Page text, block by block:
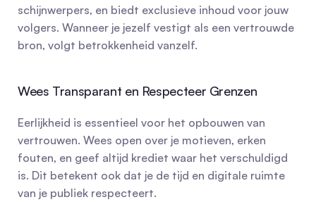
schijnwerpers, en biedt exclusieve inhoud voor jouw
volgers. Wanneer je jezelf vestigt als een vertrouwde
bron, volgt betrokkenheid vanzelf.
Wees Transparant en Respecteer Grenzen
Eerlijkheid is essentieel voor het opbouwen van
vertrouwen. Wees open over je motieven, erken
fouten, en geef altijd krediet waar het verschuldigd
is. Dit betekent ook dat je de tijd en digitale ruimte
van je publiek respecteert.